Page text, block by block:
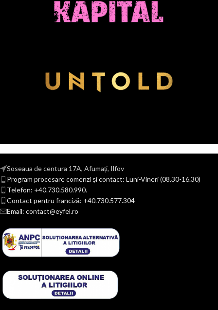
Soseaua de centura 17A, Afumați, Ilfov
Program procesare comenzi și contact: Luni-Vineri (08.30-16.30)
Telefon: +40.730.580.990.
Contact pentru franciză: +40.730.577.304
Email: contact@eyfel.ro